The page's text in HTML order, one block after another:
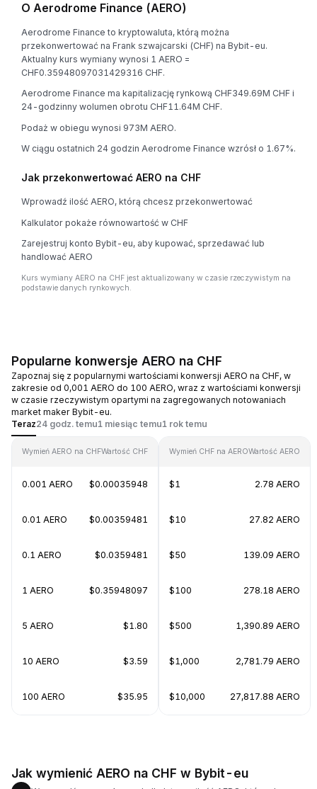
O Aerodrome Finance (AERO)
Aerodrome Finance to kryptowaluta, którą można
przekonwertować na Frank szwajcarski (CHF) na Bybit-eu.
Aktualny kurs wymiany wynosi 1 AERO =
CHF0.35948097031429316 CHF.
Aerodrome Finance ma kapitalizację rynkową CHF349.69M CHF i
24-godzinny wolumen obrotu CHF11.64M CHF.
Podaż w obiegu wynosi 973M AERO.
W ciągu ostatnich 24 godzin Aerodrome Finance wzrósł o 1.67%.
Jak przekonwertować AERO na CHF
Wprowadź ilość AERO, którą chcesz przekonwertować
Kalkulator pokaże równowartość w CHF
Zarejestruj konto Bybit-eu, aby kupować, sprzedawać lub
handlować AERO
Kurs wymiany AERO na CHF jest aktualizowany w czasie rzeczywistym na
podstawie danych rynkowych.
Popularne konwersje AERO na CHF
Zapoznaj się z popularnymi wartościami konwersji AERO na CHF, w
zakresie od 0,001 AERO do 100 AERO, wraz z wartościami konwersji
w czasie rzeczywistym opartymi na zagregowanych notowaniach
market maker Bybit-eu.
Teraz24 godz. temu1 miesiąc temu1 rok temu
Wymień AERO na CHFWartość CHF
0.001 AERO $0.00035948
0.01 AERO $0.00359481
0.1 AERO $0.0359481
1 AERO $0.35948097
5 AERO $1.80
10 AERO $3.59
100 AERO $35.95
Wymień CHF na AEROWartość AERO
$1 2.78 AERO
$10 27.82 AERO
$50 139.09 AERO
$100 278.18 AERO
$500 1,390.89 AERO
$1,000 2,781.79 AERO
$10,000 27,817.88 AERO
Jak wymienić AERO na CHF w Bybit-eu